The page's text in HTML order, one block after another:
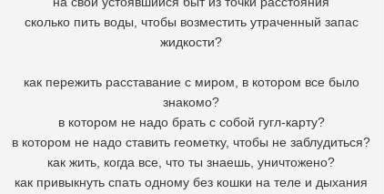
сколько пить воды, чтобы возместить утраченный запас
жидкости?
как пережить расставание с миром, в котором все было
знакомо?
в котором не надо брать с собой гугл-карту?
в котором не надо ставить геометку, чтобы не заблудиться?
как жить, когда все, что ты знаешь, уничтожено?
как привыкнуть спать одному без кошки на теле и дыхания